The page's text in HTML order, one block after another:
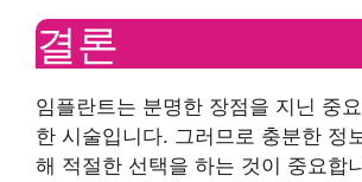
결론
임플란트는 분명한 장점을 지닌 중
한 시술입니다. 그러므로 충분한 정
해 적절한 선택을 하는 것이 중요합